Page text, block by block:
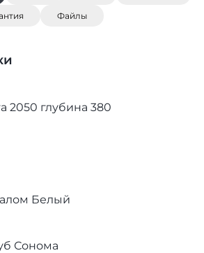
Файлы
2050 глубина 380
Белый
Сонома